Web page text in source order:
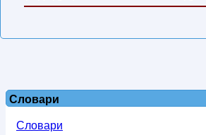
Словари
Словари